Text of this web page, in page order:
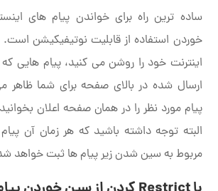
ساده ترین راه برای خواندن پیام های
خوردن استفاده از قابلیت نوتیفیکیشن
اینترنت خود را روشن می کنید، پیام هایی که
ارسال شده در بالای صفحه برای شما ظاهر
پیام مورد نظر را در همان صفحه اعلان بخوانید
البته توجه داشته باشید که هر زمان آن پیام
مربوط به سین شدن زیر پیام ها ثبت خواهد